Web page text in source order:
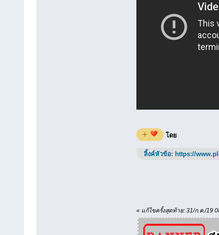
+ โดย
ลิ้งค์หัวข้อ: https://
« แก้ไขครั้งสุดท้าย: 31/ก.ค./19